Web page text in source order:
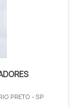
PRETO - SP